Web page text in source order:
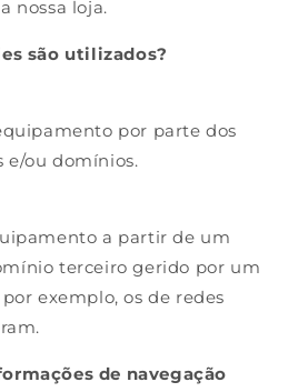
nossa loja.
são utilizados?
por parte dos
e/ou domínios.
a partir de um
terceiro gerido por um
exemplo, os de redes
de navegação